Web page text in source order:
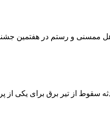
ممسنی و رستم در هفتمین
سقوط از تیر برق برای یکی